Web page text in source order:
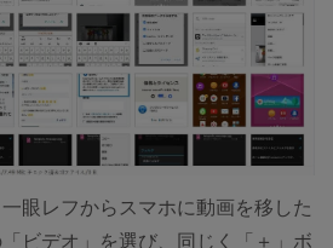
眼レフからスマホに動画を移した
ビデオ」を選び、同じく「＋」ボ